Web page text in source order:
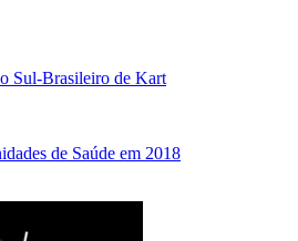
Sul-Brasileiro de Kart
de Saúde em 2018